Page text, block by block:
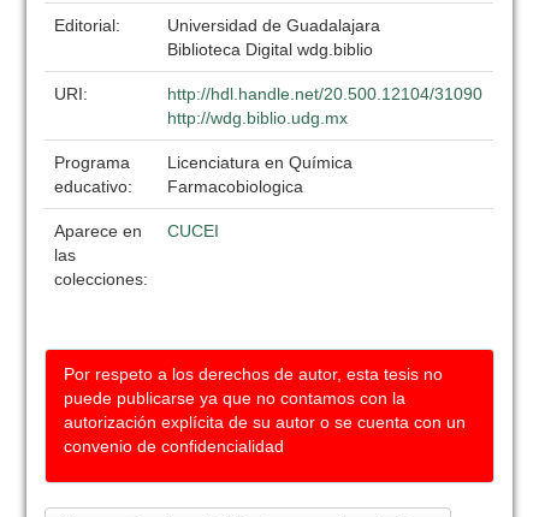
Editorial:
Universidad de Guadalajara
Biblioteca Digital wdg.biblio
URI:
http://hdl.handle.net/20.500.12104/31090
http://wdg.biblio.udg.mx
Programa
educativo:
Licenciatura en Química
Farmacobiologica
Aparece en
las
colecciones:
CUCEI
Por respeto a los derechos de autor, esta tesis no
puede publicarse ya que no contamos con la
autorización explícita de su autor o se cuenta con un
convenio de confidencialidad